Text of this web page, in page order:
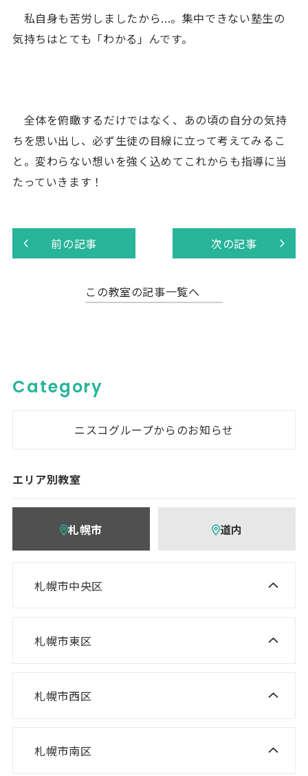
私自身も苦労しましたから...。集中できない塾生の
気持ちはとても「わかる」んです。
全体を俯瞰するだけではなく、あの頃の自分の気持
ちを思い出し、必ず生徒の目線に立って考えてみるこ
と。変わらない想いを強く込めてこれからも指導に当
たっていきます！
前の記事
この教室の記事一覧へ
次の記事
Category
ニスコグループからのお知らせ
エリア別教室
札幌市 道内
札幌市中央区
NISCO plus 伏見教室
NISCO plus 円山教室
ニスコパーソナル 伏見教室
札幌市東区
ニスコ進学スクール 札苗北教室
ニスコパーソナル 環状通東教室
札幌市西区
ニスコ進学スクール 山の手教室
札幌市南区